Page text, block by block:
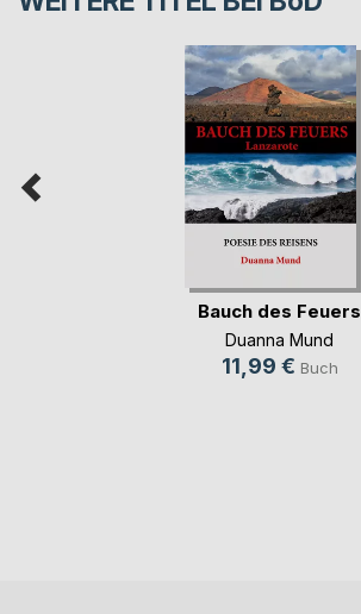
Bauch des Feuers
Duanna Mund
11,99 € Buch